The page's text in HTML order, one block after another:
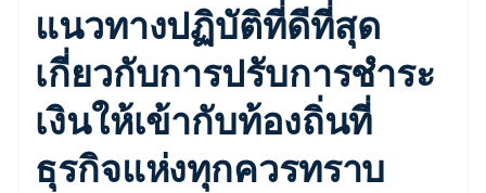
แนวทางปฏิบัติที่ดีที่สุด
เกี่ยวกับการปรับการชําระ
เงินให้เข้ากับท้องถิ่นที่
ธุรกิจแห่งทุกควรทราบ